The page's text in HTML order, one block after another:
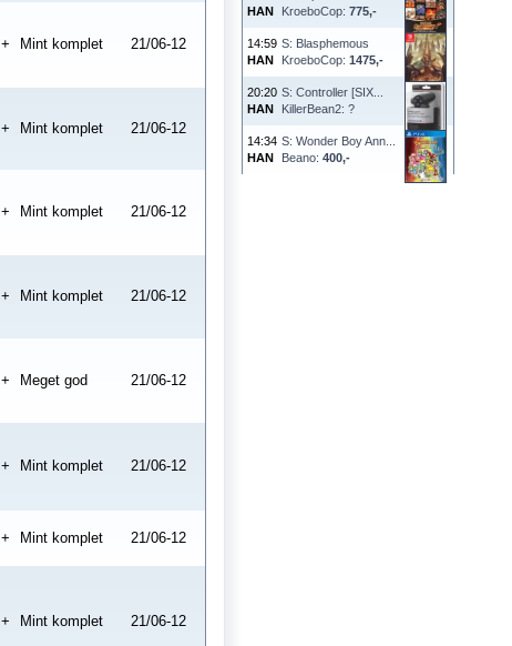
HAN
KroeboCop: 775,-
14:59
HAN
S: Blasphemous
KroeboCop: 1475,-
20:20
HAN
S: Controller [SIX...
KillerBean2: ?
14:34
HAN
S: Wonder Boy Ann...
Beano: 400,-
+ Mint komplet 21/06-12
+ Mint komplet 21/06-12
+ Mint komplet 21/06-12
+ Mint komplet 21/06-12
+ Meget god 21/06-12
+ Mint komplet 21/06-12
+ Mint komplet 21/06-12
+ Mint komplet 21/06-12